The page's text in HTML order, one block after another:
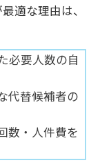
適な理由は、
必要人数の自
代替候補者の
数・人件費を